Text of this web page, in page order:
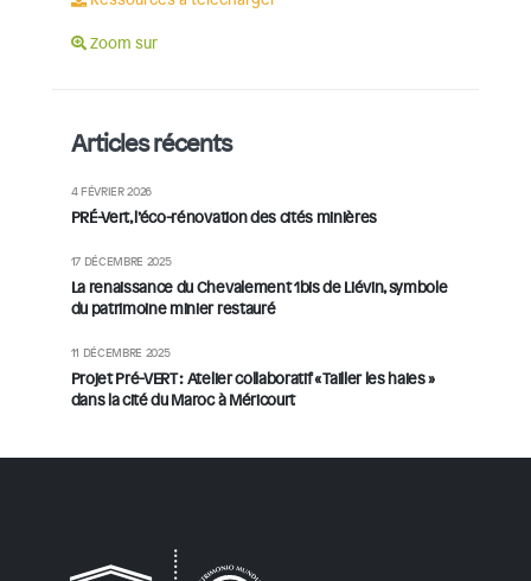
Zoom sur
Articles récents
PRÉ-Vert, l’éco-rénovation des cités minières
4 FÉVRIER 2026
La renaissance du Chevalement 1bis de Liévin, symbole
du patrimoine minier restauré
17 DÉCEMBRE 2025
Projet Pré-VERT : Atelier collaboratif « Tailler les haies »
dans la cité du Maroc à Méricourt
11 DÉCEMBRE 2025